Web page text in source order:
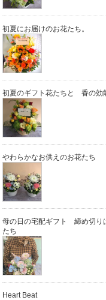
初夏にお届けのお花たち。
初夏のギフト花たちと 香の効
やわらかなお供えのお花たち
母の日の宅配ギフト 締め切り
たち
Heart Beat